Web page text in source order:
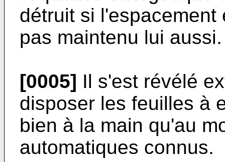
détruit si
pas maintenu lui aussi.
[0005] Il s'est révélé
disposer les feuilles à
bien à la main qu'au
automatiques connus.